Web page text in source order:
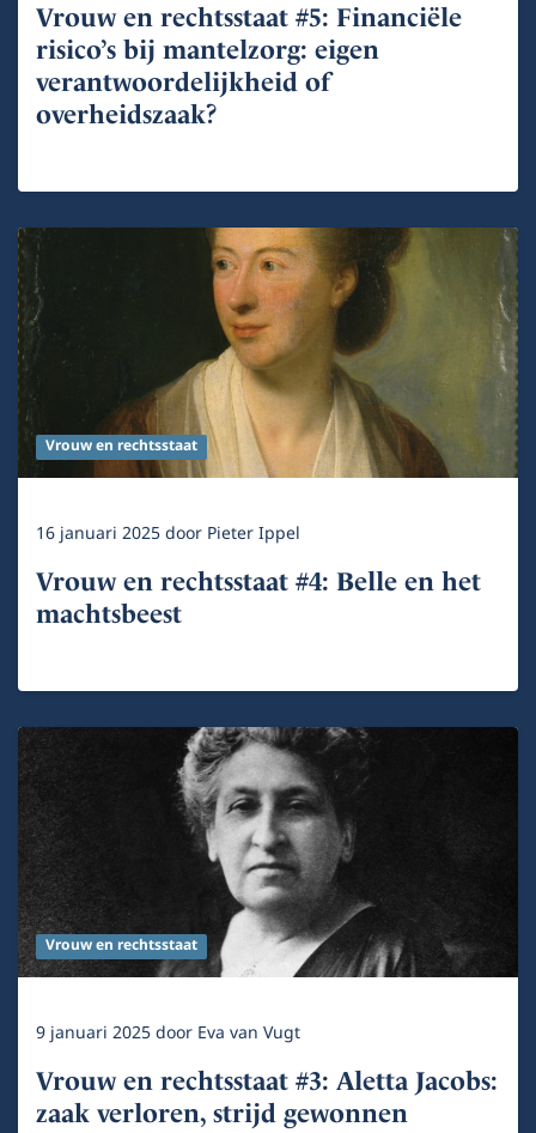
Vrouw en rechtsstaat #5: Financiële
risico’s bij mantelzorg: eigen
verantwoordelijkheid of
overheidszaak?
Vrouw en rechtsstaat
16 januari 2025door Pieter Ippel
Vrouw en rechtsstaat #4: Belle en het
machtsbeest
Vrouw en rechtsstaat
9 januari 2025door Eva van Vugt
Vrouw en rechtsstaat #3: Aletta Jacobs:
zaak verloren, strijd gewonnen